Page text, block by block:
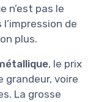
n’est pas le
l’impression de
plus.
, le prix
grandeur, voire
La grosse